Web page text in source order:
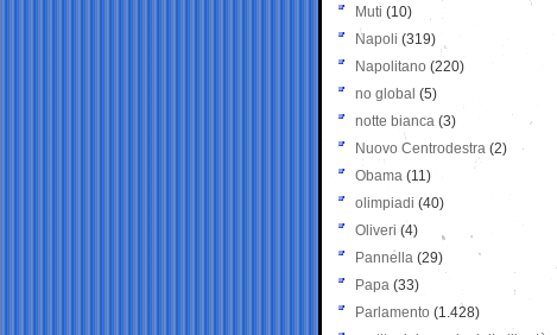
Muti (10)
Napoli (319)
Napolitano (220)
no global (5)
notte bianca (3)
Nuovo Centrodestra (2)
Obama (11)
olimpiadi (40)
Oliveri (4)
Pannella (29)
Papa (33)
Parlamento (1.428)